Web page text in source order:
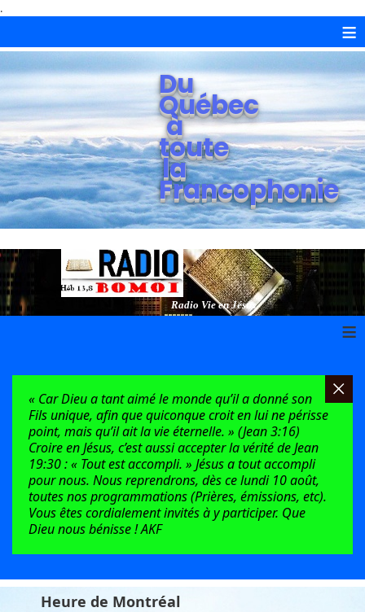
.
≡
Du
Québec
à
toute
la
Francophonie
Radio Vie en Jésus
≡
« Car Dieu a tant aimé le monde qu’il a donné son
Fils unique, afin que quiconque croit en lui ne périsse
point, mais qu’il ait la vie éternelle. » (Jean 3:16)
Croire en Jésus, c’est aussi accepter la vérité de Jean
19:30 : « Tout est accompli. » Jésus a tout accompli
pour nous. Nous reprendrons, dès ce lundi 10 août,
toutes nos programmations (Prières, émissions, etc).
Vous êtes cordialement invités à y participer. Que
Dieu nous bénisse ! AKF
Heure de Montréal